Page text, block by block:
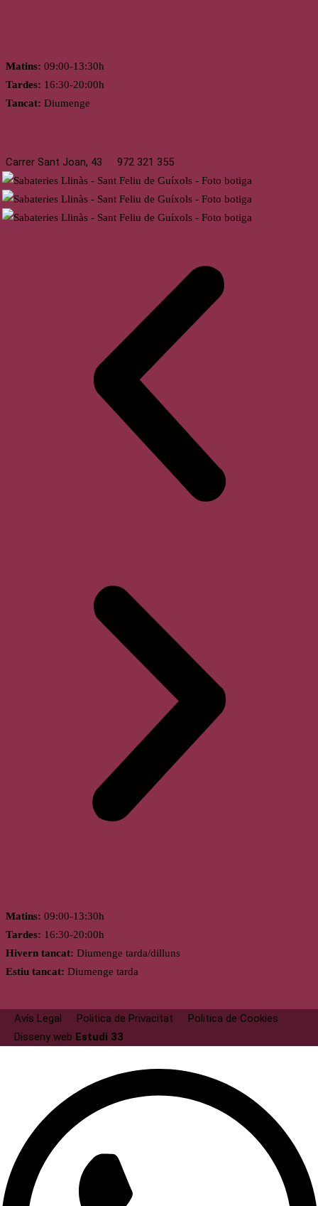
Matins: 09:00-13:30h
Tardes: 16:30-20:00h
Tancat: Diumenge
Carrer Sant Joan, 43 972 321 355
Matins: 09:00-13:30h
Tardes: 16:30-20:00h
Hivern tancat: Diumenge tarda/dilluns
Estiu tancat: Diumenge tarda
Avís Legal Politica de Privacitat
Politica de Cookies
Disseny web Estudi 33